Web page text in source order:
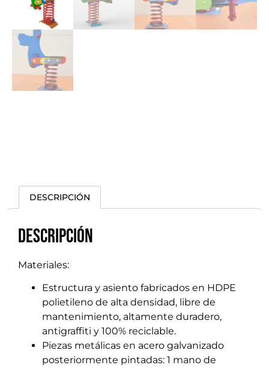
DESCRIPCIÓN
Descripción
Materiales:
Estructura y asiento fabricados en HDPE
polietileno de alta densidad, libre de
mantenimiento, altamente duradero,
antigraffiti y 100% reciclable.
Piezas metálicas en acero galvanizado
posteriormente pintadas: 1 mano de